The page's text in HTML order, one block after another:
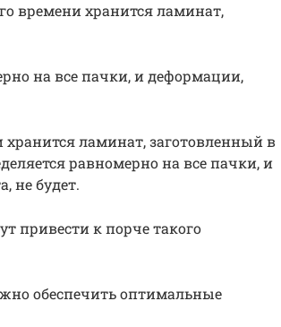
времени хранится ламинат,
на все пачки, и деформации,
ламинат, заготовленный в
равномерно на все пачки, и
не будет.
привести к порче такого
обеспечить оптимальные